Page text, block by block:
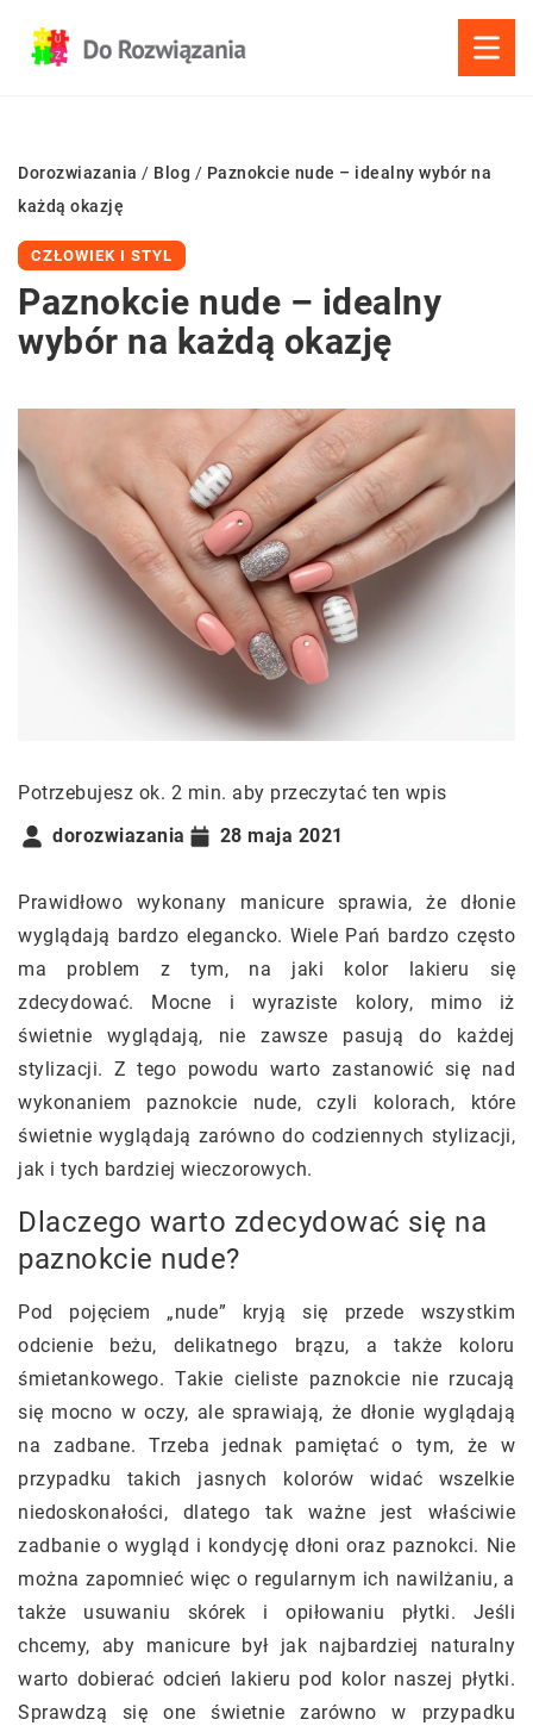
Dorozwiazania / Blog / Paznokcie nude – idealny wybór na
każdą okazję
CZŁOWIEK I STYL
Paznokcie nude – idealny
wybór na każdą okazję
Potrzebujesz ok. 2 min. aby przeczytać ten wpis
dorozwiazania
28 maja 2021
Prawidłowo wykonany manicure sprawia, że dłonie
wyglądają bardzo elegancko. Wiele Pań bardzo często
ma problem z tym, na jaki kolor lakieru się
zdecydować. Mocne i wyraziste kolory, mimo iż
świetnie wyglądają, nie zawsze pasują do każdej
stylizacji. Z tego powodu warto zastanowić się nad
wykonaniem paznokcie nude, czyli kolorach, które
świetnie wyglądają zarówno do codziennych stylizacji,
jak i tych bardziej wieczorowych.
Dlaczego warto zdecydować się na
paznokcie nude?
Pod pojęciem „nude” kryją się przede wszystkim
odcienie beżu, delikatnego brązu, a także koloru
śmietankowego. Takie cieliste paznokcie nie rzucają
się mocno w oczy, ale sprawiają, że dłonie wyglądają
na zadbane. Trzeba jednak pamiętać o tym, że w
przypadku takich jasnych kolorów widać wszelkie
niedoskonałości, dlatego tak ważne jest właściwie
zadbanie o wygląd i kondycję dłoni oraz paznokci. Nie
można zapomnieć więc o regularnym ich nawilżaniu, a
także usuwaniu skórek i opiłowaniu płytki. Jeśli
chcemy, aby manicure był jak najbardziej naturalny
warto dobierać odcień lakieru pod kolor naszej płytki.
Sprawdzą się one świetnie zarówno w przypadku